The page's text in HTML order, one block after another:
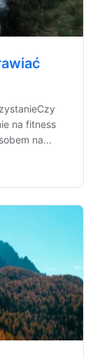
na fitness
na...